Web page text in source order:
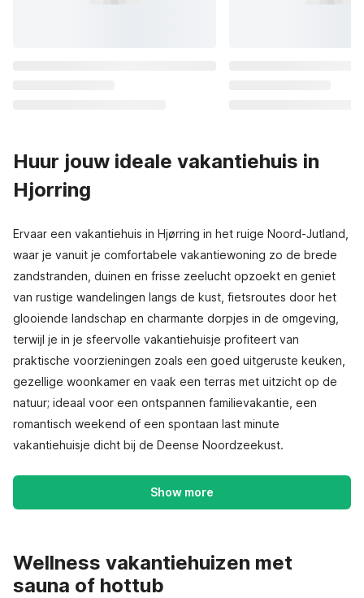
Huur jouw ideale vakantiehuis in
Hjorring
Ervaar een vakantiehuis in Hjørring in het ruige Noord-Jutland,
waar je vanuit je comfortabele vakantiewoning zo de brede
zandstranden, duinen en frisse zeelucht opzoekt en geniet
van rustige wandelingen langs de kust, fietsroutes door het
glooiende landschap en charmante dorpjes in de omgeving,
terwijl je in je sfeervolle vakantiehuisje profiteert van
praktische voorzieningen zoals een goed uitgeruste keuken,
gezellige woonkamer en vaak een terras met uitzicht op de
natuur; ideaal voor een ontspannen familievakantie, een
romantisch weekend of een spontaan last minute
vakantiehuisje dicht bij de Deense Noordzeekust.
Show more
Wellness vakantiehuizen met
sauna of hottub